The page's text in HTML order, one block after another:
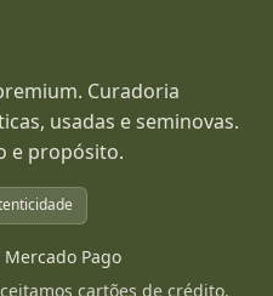
Curadoria
usadas e seminovas.
e propósito.
Pago
cartões de crédito,